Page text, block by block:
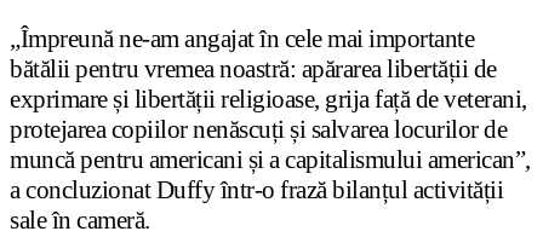
„Împreună ne-am angajat în cele mai importante
bătălii pentru vremea noastră: apărarea libertății de
exprimare și libertății religioase, grija față de veterani,
protejarea copiilor nenăscuți și salvarea locurilor de
muncă pentru americani și a capitalismului american”,
a concluzionat Duffy într-o frază bilanțul activității
sale în cameră.